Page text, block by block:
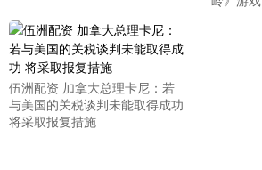
伍洲配资 加拿大总理卡尼：若
与美国的关税谈判未能取得成功
将采取报复措施